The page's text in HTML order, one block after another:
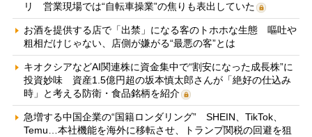
リ 営業現場では“自転車操業”の焦りも表出していた
お酒を提供する店で「出禁」になる客のトホホな生態 嘔吐や
粗相だけじゃない、店側が嫌がる“最悪の客”とは
キオクシアなどAI関連株に資金集中で“割安になった成長株”に
投資妙味 資産1.5億円超の坂本慎太郎さんが「絶好の仕込み
時」と考える防衛・食品銘柄を紹介
急増する中国企業の“国籍ロンダリング” SHEIN、TikTok、
Temu…本社機能を海外に移転させ、トランプ関税の回避を狙